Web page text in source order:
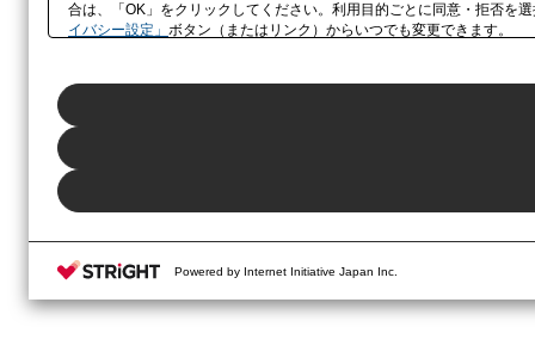
合は、「OK」をクリックしてください。利用目的ごとに同意・拒否を
イバシー設定」
Powered by Internet Initiative Japan Inc.